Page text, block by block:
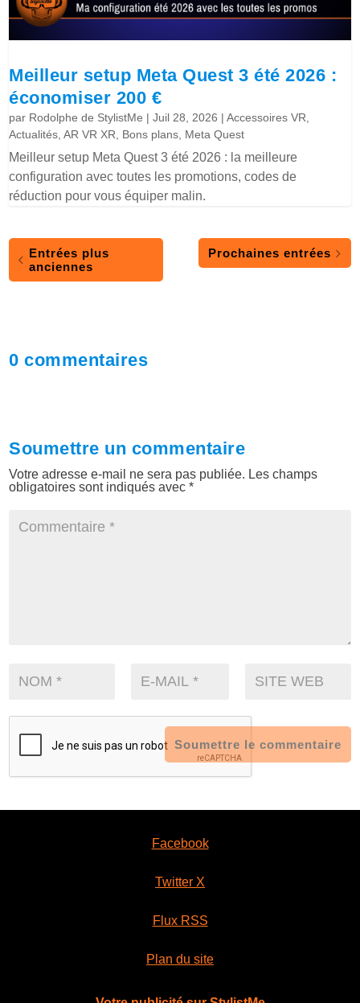
Meilleur setup Meta Quest 3 été 2026 :
économiser 200 €
par Rodolphe de StylistMe |Juil 28, 2026 |Accessoires VR,
Actualités,AR VR XR, Bons plans, Meta Quest
Meilleur setup Meta Quest 3 été 2026 : la meilleure
configuration avec toutes les promotions, codes de
réduction pour vous équiper malin.
Entrées plus
anciennes
Prochaines entrées
0 commentaires
Soumettre un commentaire
Votre adresse e-mail ne sera pas publiée. Les champs
obligatoires sont indiqués avec*
Soumettre le commentaire
Facebook
Twitter X
Flux RSS
Plan du site